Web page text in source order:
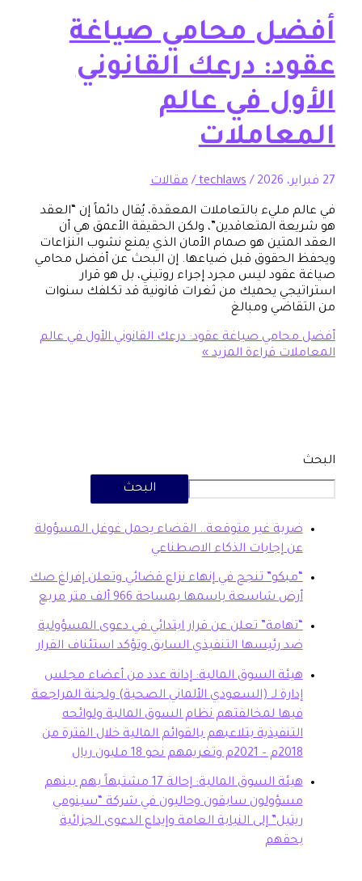
محامي صياغة
درعك القانوني
في عالم
/
techlaws
/مقالات
مليء بالتعاملات المعقدة، يُقال دائماً إن “العقد
المتعاقدين”، ولكن الحقيقة الأعمق هي أن
هو صمام الأمان الذي يمنع نشوب النزاعات
قبل ضياعها. إن البحث عن أفضل محامي
ليس مجرد إجراء روتيني، بل هو قرار
يحميك من ثغرات قانونية قد تكلفك سنوات
ومبالغ
صياغة عقود: درعك القانوني الأول في عالم
قراءة المزيد »
غير متوقعة.. القضاء يحمل غوغل المسؤولة
إجابات الذكاء الاصطناعي
تنجح في إنهاء نزاع قضائي وتعلن إفراغ صك
شاسعة باسمها بمساحة 966 ألف متر مربع
تعلن عن قرار ابتدائي في دعوى المسؤولية
رئيسها التنفيذي السابق وتؤكد استئناف القرار
السوق المالية: إدانة عدد من أعضاء مجلس
لـ (السعودي الألماني الصحية) ولجنة المراجعة
لمخالفتهم نظام السوق المالية ولوائحه
بتلاعبهم بالقوائم المالية خلال الفترة من
هيئة السوق المالية: إحالة 17 مشتبهاً بهم بينهم
سابقون وحاليون في شركة “سينومي
إلى النيابة العامة وإيداع الدعوى الجزائية